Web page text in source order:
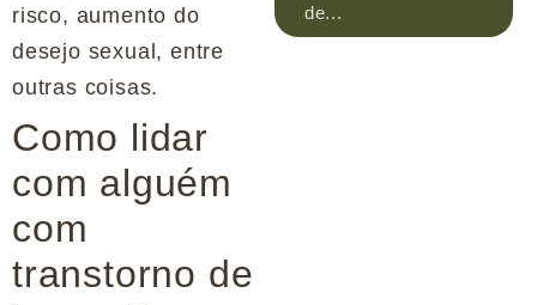
risco, aumento do
desejo sexual, entre
outras coisas.
Como lidar
com alguém
com
transtorno de
de...